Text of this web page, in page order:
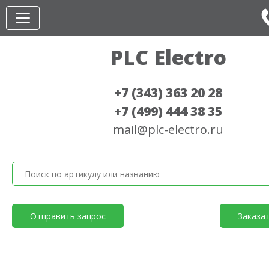
PLC Electro
+7 (343) 363 20 28
+7 (499) 444 38 35
mail@plc-electro.ru
Отправить запрос